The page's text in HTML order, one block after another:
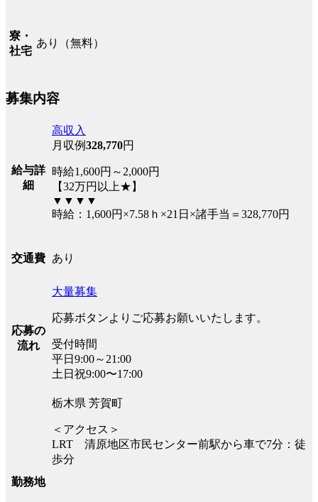
寮・
社宅
あり（無料）
募集内容
給与詳
細
高収入
月収例328,770円
時給1,600円～2,000円
【32万円以上★】
▼▼▼▼
時給：1,600円×7.58ｈ×21日×諸手当＝328,770円
交通費 あり
応募の
流れ
大量募集
応募ボタンよりご応募お願いいたします。
受付時間
平日9:00～21:00
土日祝9:00〜17:00
勤務地
栃木県 芳賀町
＜アクセス＞
LRT 清原地区市民センター前駅から車で7分：徒
歩分